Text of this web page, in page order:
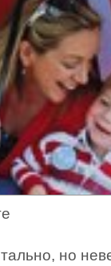
но